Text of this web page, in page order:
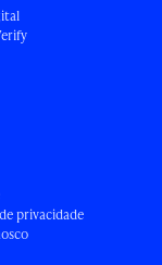
privacidade